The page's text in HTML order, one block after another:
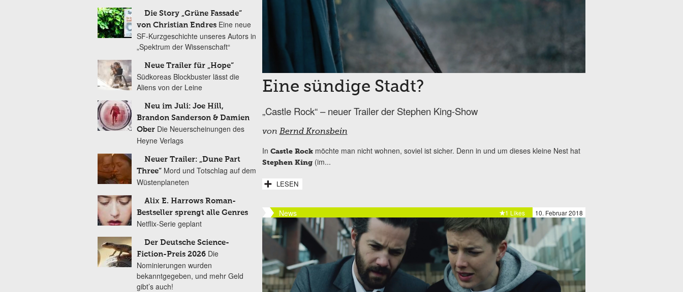
Eine sündige Stadt?
„Castle Rock“ – neuer Trailer der Stephen King-Show
von Bernd Kronsbein
In Castle Rockmöchte man nicht wohnen, soviel ist sicher. Denn in und um dieses kleine Nest hat
Stephen King(im...
LESEN
News 10. Februar 2018
1 Likes
Die Story „Grüne Fassade“
von Christian Endres Eine neue
SF-Kurzgeschichte unseres Autors in
„Spektrum der Wissenschaft“
Neue Trailer für „Hope“
Südkoreas Blockbuster lässt die
Aliens von der Leine
Neu im Juli: Joe Hill,
Brandon Sanderson & Damien
Ober Die Neuerscheinungen des
Heyne Verlags
Neuer Trailer: „Dune Part
Three“ Mord und Totschlag auf dem
Wüstenplaneten
Alix E. Harrows Roman-
Bestseller sprengt alle Genres
Netflix-Serie geplant
Der Deutsche Science-
Fiction-Preis 2026 Die
Nominierungen wurden
bekanntgegeben, und mehr Geld
gibt’s auch!